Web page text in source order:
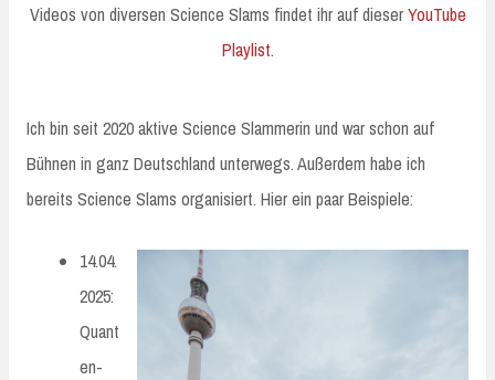
Videos von diversen Science Slams findet ihr auf dieserYouTube
Playlist.
Ich bin seit 2020 aktive Science Slammerin und war schon auf
Bühnen in ganz Deutschland unterwegs. Außerdem habe ich
bereits Science Slams organisiert. Hier ein paar Beispiele:
14.04.
2025:
Quant
en-